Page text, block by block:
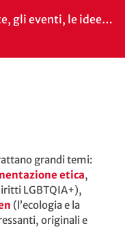
gli eventi, le idee…
grandi temi:
etica,
LGBTQIA+),
(l’ecologia e la
originali e